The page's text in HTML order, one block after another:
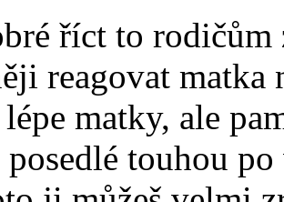
říct to
reagovat matka
matky, ale
touhou